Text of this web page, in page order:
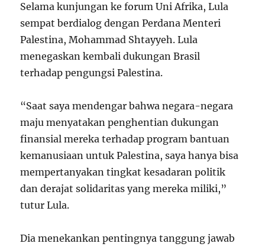
Selama kunjungan ke forum Uni Afrika, Lula
sempat berdialog dengan Perdana Menteri
Palestina, Mohammad Shtayyeh. Lula
menegaskan kembali dukungan Brasil
terhadap pengungsi Palestina.
“Saat saya mendengar bahwa negara-negara
maju menyatakan penghentian dukungan
finansial mereka terhadap program bantuan
kemanusiaan untuk Palestina, saya hanya bisa
mempertanyakan tingkat kesadaran politik
dan derajat solidaritas yang mereka miliki,”
tutur Lula.
Dia menekankan pentingnya tanggung jawab